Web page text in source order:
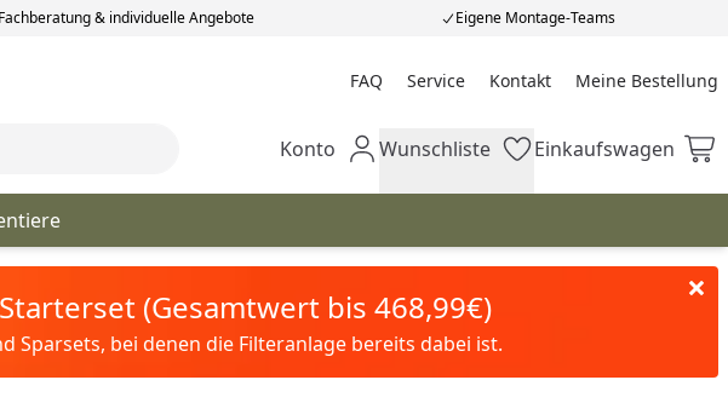
Fachberatung & individuelle Angebote Eigene Montage-Teams
FAQ Service Kontakt Meine Bestellung
Meine Bestellung
Mein Konto
Konto Wunschliste
Wunschliste Einkaufswagen
Einkaufswagen
(Gesamtwert bis 468,99€)
Sparsets, bei denen die Filteranlage bereits dabei ist.